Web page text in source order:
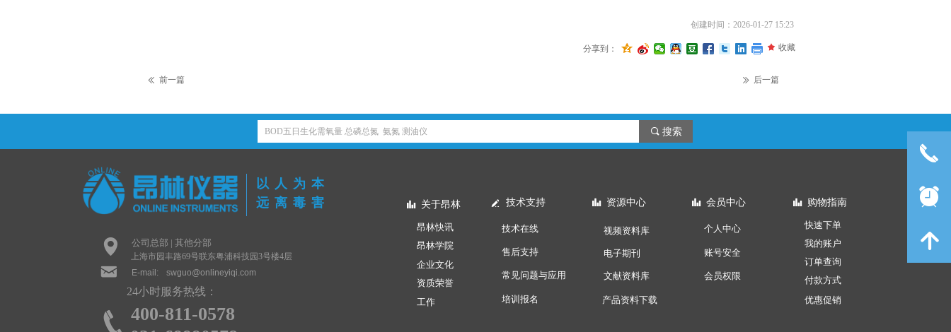
ꅃ 前一篇 ꅀ 后一篇
分享到： 끄 收藏
创建时间： 2026-01-27 15:23
끠 搜索
以人为本
远离毒害
400-811-0578
24小时服务热线：
E-mail: swguo@onlineyiqi.com
上海市园丰路69号联东粤浦科技园3号楼4层
公司总部 | 其他分部
넹
낂
넀 技术支持
技术在线
常见问题与应用
售后支持
培训报名
뀲 资源中心
视频资料库
产品资料下载
文献资料库
电子期刊
뀲 会员中心
个人中心
会员权限
账号安全
뀲 购物指南
快速下单
订单查询
我的账户
付款方式
优惠促销
끅
뀲 关于昂林
昂林快讯
企业文化
昂林学院
资质荣誉
工作
끅
뀥
녕